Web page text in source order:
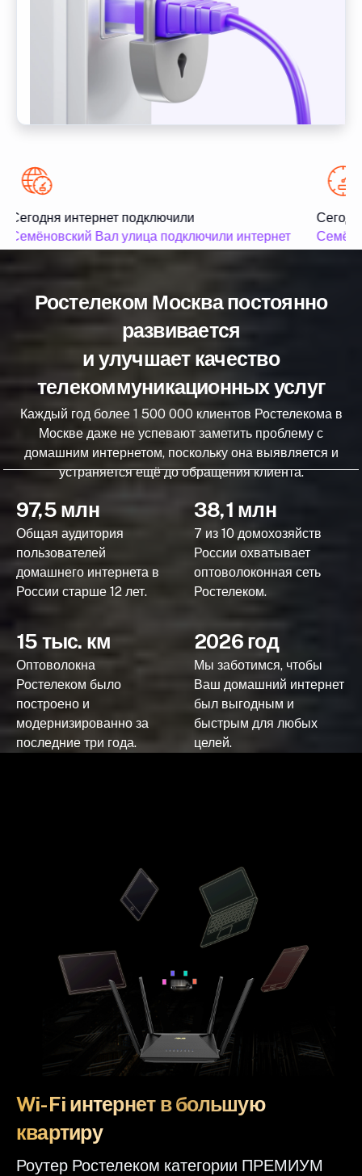
Сегодня интернет подключили
Семёновский Вал улица подключили интернет
Ростелеком Москва постоянно
развивается
и улучшает качество
телекоммуникационных услуг
Каждый год более 1 500 000 клиентов Ростелекома в
Москве даже не успевают заметить проблему с
домашним интернетом, поскольку она выявляется и
устраняется ещё до обращения клиента.
97,5 млн
Общая аудитория
пользователей
домашнего интернета в
России старше 12 лет.
38,1 млн
7 из 10 домохозяйств
России охватывает
оптоволоконная сеть
Ростелеком.
15 тыс. км
Оптоволокна
Ростелеком было
построено и
модернизированно за
последние три года.
2026 год
Мы заботимся, чтобы
Ваш домашний интернет
был выгодным и
быстрым для любых
целей.
Wi-Fi интернет в большую
квартиру
Роутер Ростелеком категории ПРЕМИУМ